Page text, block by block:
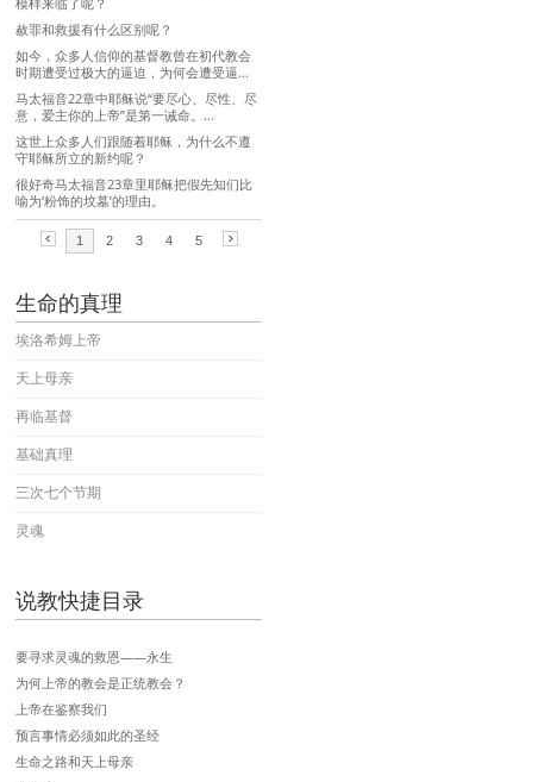
生命的真理
埃洛希姆上帝
天上母亲
再临基督
基础真理
三次七个节期
灵魂